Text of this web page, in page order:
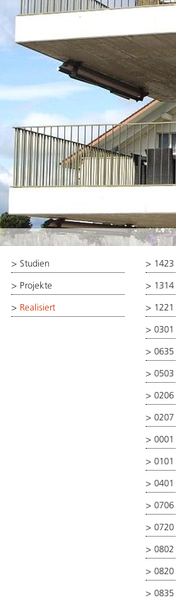
> Studien
> Projekte
> Realisiert
>
>
>
> 0301
> 0635
> 0503
> 0206
> 0207
> 0001
> 0101
> 0401
> 0706
> 0720
> 0802
> 0820
> 0835